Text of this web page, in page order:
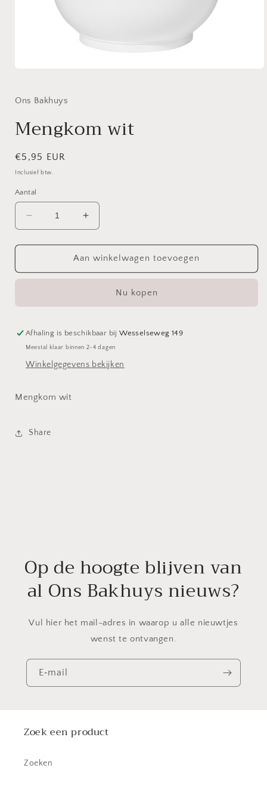
in
Ons Bakhuys
Mengkom wit
Normale
prijs
€5,95 EUR
Inclusief btw.
Aantal
Aantal
verlagen
voor
Mengkom
wit
Aantal
verhogen
voor
Mengkom
wit
Aan winkelwagen toevoegen
Nu kopen
Afhaling is beschikbaar bijWesselseweg 149
Meestal klaar binnen 2-4 dagen
Winkelgegevens bekijken
Mengkom wit
Share
Op de hoogte blijven van
al Ons Bakhuys nieuws?
Vul hier het mail-adres in waarop u alle nieuwtjes
wenst te ontvangen.
E‑mail
Zoek een product
Zoeken